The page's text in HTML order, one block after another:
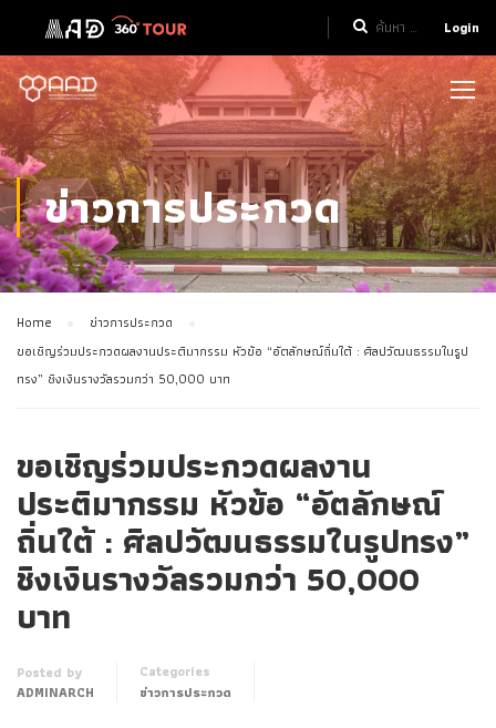
Login
ข่าวการประกวด
Home
ข่าวการประกวด
ขอเชิญร่วมประกวดผลงานประติมากรรม หัวข้อ “อัตลักษณ์ถิ่นใต้ : ศิลปวัฒนธรรมในรูป
ทรง” ชิงเงินรางวัลรวมกว่า 50,000 บาท
ขอเชิญร่วมประกวดผลงาน
ประติมากรรม หัวข้อ “อัตลักษณ์
ถิ่นใต้ : ศิลปวัฒนธรรมในรูปทรง”
ชิงเงินรางวัลรวมกว่า 50,000
บาท
Posted by
ADMINARCH
Categories
ข่าวการประกวด